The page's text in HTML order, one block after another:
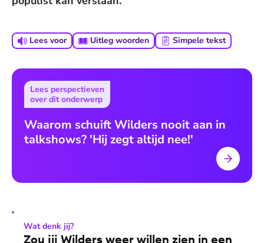
Lees voor Uitleg woorden Simpele tekst
Lees perspectieven
over dit onderwerp
Waarom schuift Wilders nooit aan in
talkshows? 'Hij zegt altijd nee!'
Wat denk jij?
Zou jij Wilders weer willen zien in een